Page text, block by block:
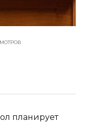
планирует